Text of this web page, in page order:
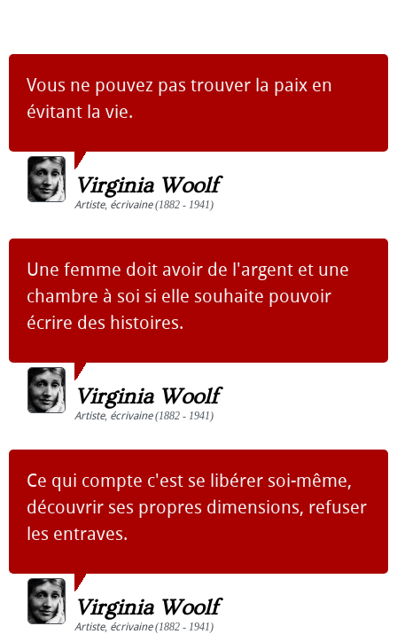
Vous ne pouvez pas trouver la paix en
évitant la vie.
Virginia Woolf
Artiste, écrivaine(1882 - 1941)
Une femme doit avoir de l'argent et une
chambre à soi si elle souhaite pouvoir
écrire des histoires.
Virginia Woolf
Artiste, écrivaine(1882 - 1941)
Ce qui compte c'est se libérer soi-même,
découvrir ses propres dimensions, refuser
les entraves.
Virginia Woolf
Artiste, écrivaine(1882 - 1941)